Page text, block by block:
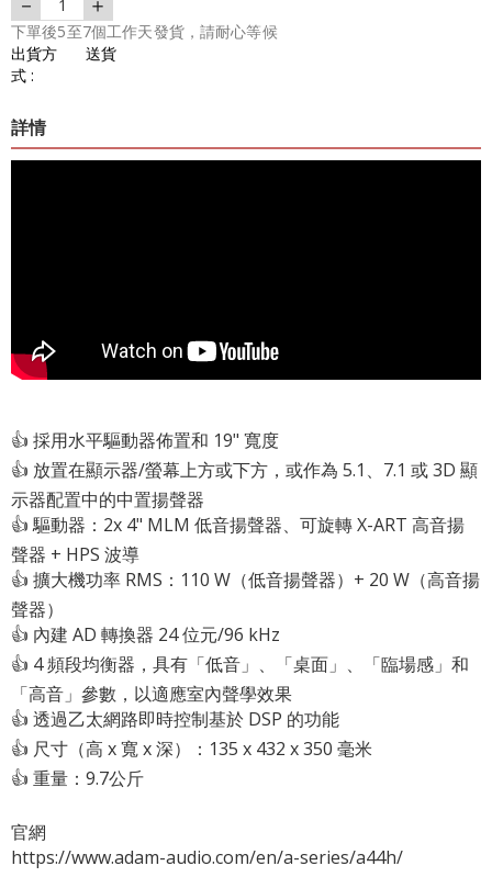
1
下單後5至7個工作天發貨，請耐心等候
出貨方
式 :
送貨
詳情
👍 採用水平驅動器佈置和 19" 寬度
👍 放置在顯示器/螢幕上方或下方，或作為 5.1、7.1 或 3D 顯
示器配置中的中置揚聲器
👍 驅動器：2x 4" MLM 低音揚聲器、可旋轉 X-ART 高音揚
聲器 + HPS 波導
👍 擴大機功率 RMS：110 W（低音揚聲器）+ 20 W（高音揚
聲器）
👍 內建 AD 轉換器 24 位元/96 kHz
👍 4 頻段均衡器，具有「低音」、「桌面」、「臨場感」和
「高音」參數，以適應室內聲學效果
👍 透過乙太網路即時控制基於 DSP 的功能
👍 尺寸（高 x 寬 x 深）：135 x 432 x 350 毫米
👍 重量：9.7公斤
官網
https://www.adam-audio.com/en/a-series/a44h/